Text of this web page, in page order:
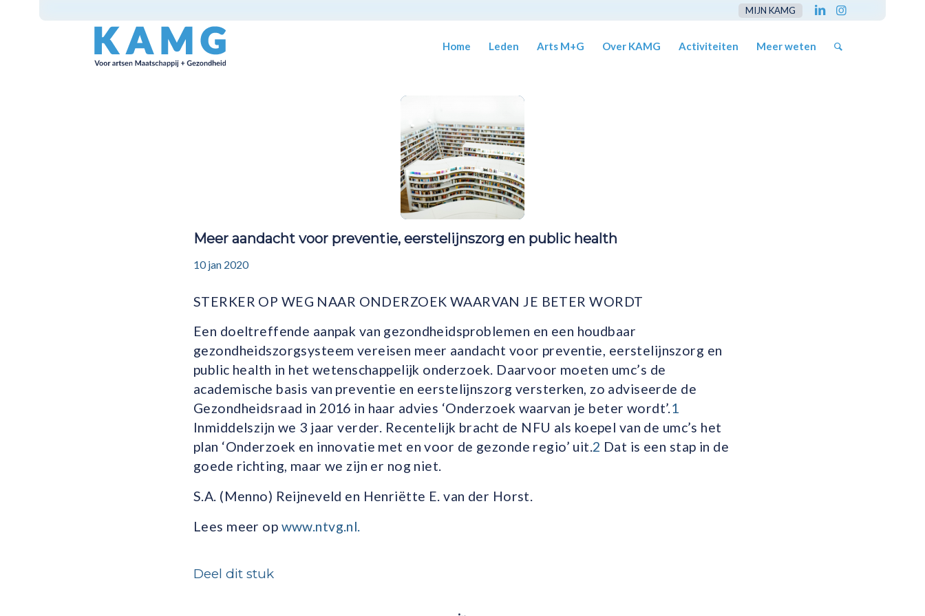
MIJN KAMG
Home Leden Arts M+G Over KAMG Activiteiten Meer weten
Meer aandacht voor preventie, eerstelijnszorg en public health
10 jan 2020
STERKER OP WEG NAAR ONDERZOEK WAARVAN JE BETER WORDT
Een doeltreffende aanpak van gezondheidsproblemen en een houdbaar
gezondheidszorgsysteem vereisen meer aandacht voor preventie, eerstelijnszorg en
public health in het wetenschappelijk onderzoek. Daarvoor moeten umc’s de
academische basis van preventie en eerstelijnszorg versterken, zo adviseerde de
Gezondheidsraad in 2016 in haar advies ‘Onderzoek waarvan je beter wordt’.1
Inmiddelszijn we 3 jaar verder. Recentelijk bracht de NFU als koepel van de umc’s het
plan ‘Onderzoek en innovatie met en voor de gezonde regio’ uit.2 Dat is een stap in de
goede richting, maar we zijn er nog niet.
S.A. (Menno) Reijneveld en Henriëtte E. van der Horst.
Lees meer op www.ntvg.nl.
Deel dit stuk